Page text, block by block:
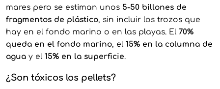
mares pero se estiman unos 5-50 billones de
fragmentos de plástico, sin incluir los trozos que
hay en el fondo marino o en las playas. El 70%
queda en el fondo marino, el 15% en la columna de
aguay el 15% en la superficie.
¿Son tóxicos los pellets?